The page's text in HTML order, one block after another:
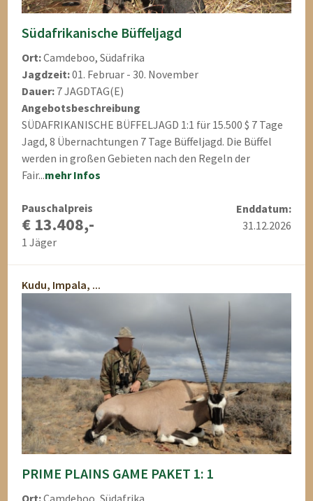
Südafrikanische Büffeljagd
Ort:Camdeboo, Südafrika
Jagdzeit:01. Februar - 30. November
Dauer: 7 JAGDTAG(E)
Angebotsbeschreibung
SÜDAFRIKANISCHE BÜFFELJAGD 1:1 für 15.500 $ 7 Tage
Jagd, 8 Übernachtungen 7 Tage Büffeljagd. Die Büffel
werden in großen Gebieten nach den Regeln der
Fair...mehr Infos
Pauschalpreis
€ 13.408,-
1 Jäger
Enddatum:
31.12.2026
Kudu, Impala, ...
PRIME PLAINS GAME PAKET 1: 1